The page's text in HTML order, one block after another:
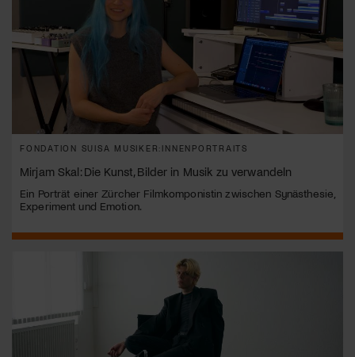
FONDATION SUISA MUSIKER:INNENPORTRAITS
Mirjam Skal: Die Kunst, Bilder in Musik zu verwandeln
Ein Porträt einer Zürcher Filmkomponistin zwischen Synästhesie,
Experiment und Emotion.